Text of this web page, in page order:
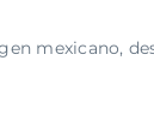
mexicano,